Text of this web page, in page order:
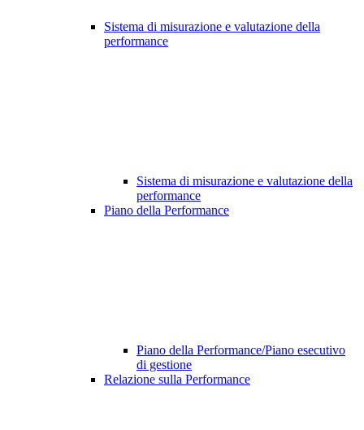
Sistema di misurazione e valutazione della
performance
Sistema di misurazione e valutazione della
performance
Piano della Performance
Piano della Performance/Piano esecutivo
di gestione
Relazione sulla Performance